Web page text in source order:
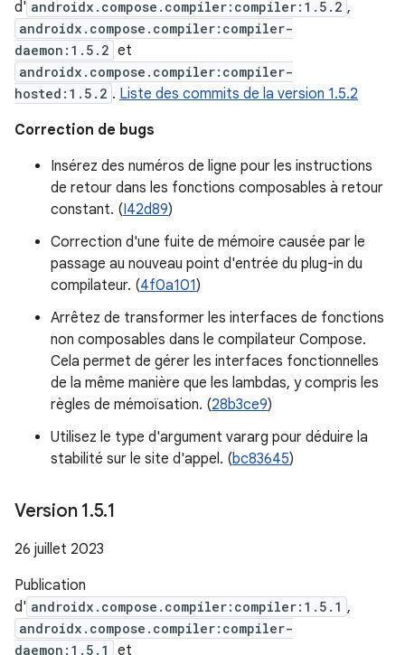
d' androidx.compose.compiler:compiler:1.5.2 ,
androidx.compose.compiler:compiler-
daemon:1.5.2 et
androidx.compose.compiler:compiler-
hosted:1.5.2 . Liste des commits de la version 1.5.2
Correction de bugs
Insérez des numéros de ligne pour les instructions
de retour dans les fonctions composables à retour
constant. (I42d89)
Correction d'une fuite de mémoire causée par le
passage au nouveau point d'entrée du plug-in du
compilateur. (4f0a101)
Arrêtez de transformer les interfaces de fonctions
non composables dans le compilateur Compose.
Cela permet de gérer les interfaces fonctionnelles
de la même manière que les lambdas, y compris les
règles de mémoïsation. (28b3ce9)
Utilisez le type d'argument vararg pour déduire la
stabilité sur le site d'appel. (bc83645)
Version 1.5.1
26 juillet 2023
Publication
d' androidx.compose.compiler:compiler:1.5.1 ,
androidx.compose.compiler:compiler-
daemon:1.5.1
et